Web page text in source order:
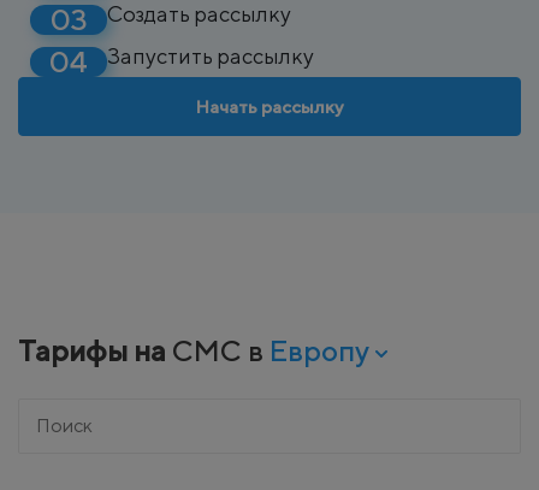
Создать рассылку
Запустить рассылку
Начать рассылку
Тарифы на СМС в Европу